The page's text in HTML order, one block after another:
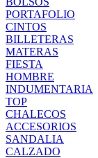
PORTAFOLIO
CINTOS
BILLETERAS
MATERAS
FIESTA
HOMBRE
INDUMENTARIA
TOP
CHALECOS
ACCESORIOS
SANDALIA
CALZADO